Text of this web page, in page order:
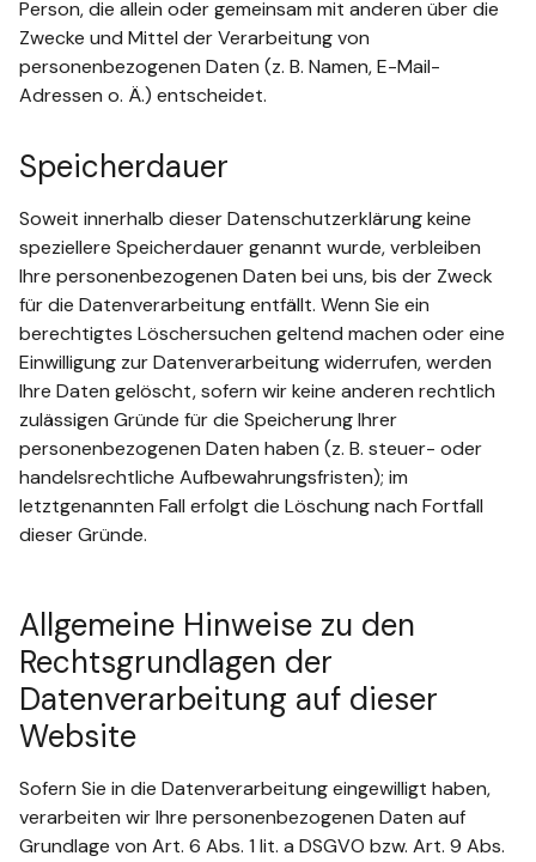
Person, die allein oder gemeinsam mit anderen über die
Zwecke und Mittel der Verarbeitung von
personenbezogenen Daten (z. B. Namen, E-Mail-
Adressen o. Ä.) entscheidet.
Speicherdauer
Soweit innerhalb dieser Datenschutzerklärung keine
speziellere Speicherdauer genannt wurde, verbleiben
Ihre personenbezogenen Daten bei uns, bis der Zweck
für die Datenverarbeitung entfällt. Wenn Sie ein
berechtigtes Löschersuchen geltend machen oder eine
Einwilligung zur Datenverarbeitung widerrufen, werden
Ihre Daten gelöscht, sofern wir keine anderen rechtlich
zulässigen Gründe für die Speicherung Ihrer
personenbezogenen Daten haben (z. B. steuer- oder
handelsrechtliche Aufbewahrungsfristen); im
letztgenannten Fall erfolgt die Löschung nach Fortfall
dieser Gründe.
Allgemeine Hinweise zu den
Rechtsgrundlagen der
Datenverarbeitung auf dieser
Website
Sofern Sie in die Datenverarbeitung eingewilligt haben,
verarbeiten wir Ihre personenbezogenen Daten auf
Grundlage von Art. 6 Abs. 1 lit. a DSGVO bzw. Art. 9 Abs.